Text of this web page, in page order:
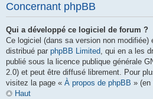
Concernant phpBB
Qui a développé ce logiciel de forum ?
Ce logiciel (dans sa version non modifiée)
distribué par phpBB Limited, qui en a les
publié sous la licence publique générale
2.0) et peut être diffusé librement. Pour
visitez la page « À propos de phpBB » (en
Haut